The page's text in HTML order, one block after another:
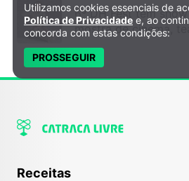
6º DH Fest tem
mostra de cinema,
Receitas
Política de Privacidade e Cookies
Utilizamos cookies essenciais de
Política de Privacidade e, ao
concorda com estas condições:
PROSSEGUIR